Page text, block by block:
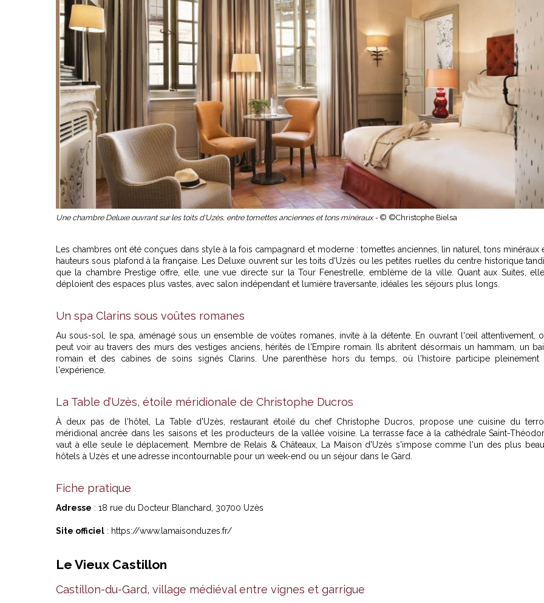
Une chambre Deluxe ouvrant sur les toits d'Uzès, entre tomettes anciennes et tons minéraux - © ©Christophe Bielsa
Les chambres ont été conçues dans style à la fois campagnard et moderne : tomettes anciennes, lin naturel, tons minéraux
hauteurs sous plafond à la française. Les Deluxe ouvrent sur les toits d'Uzès ou les petites ruelles du centre historique
que la chambre Prestige offre, elle, une vue directe sur la Tour Fenestrelle, emblème de la ville. Quant aux Suites,
déploient des espaces plus vastes, avec salon indépendant et lumière traversante, idéales les séjours plus longs.
Un spa Clarins sous voûtes romanes
Au sous-sol, le spa, aménagé sous un ensemble de voûtes romanes, invite à la détente. En ouvrant l'œil attentivement,
peut voir au travers des murs des vestiges anciens, hérités de l'Empire romain. Ils abritent désormais un hammam, un
romain et des cabines de soins signés Clarins. Une parenthèse hors du temps, où l'histoire participe pleinement
l'expérience.
La Table d’Uzès, étoile méridionale de Christophe Ducros
À deux pas de l'hôtel, La Table d'Uzès, restaurant étoilé du chef Christophe Ducros, propose une cuisine du
méridional ancrée dans les saisons et les producteurs de la vallée voisine. La terrasse face à la cathédrale Saint-
vaut à elle seule le déplacement. Membre de Relais & Châteaux, La Maison d'Uzès s'impose comme l'un des plus
hôtels à Uzès et une adresse incontournable pour un week-end ou un séjour dans le Gard.
Fiche pratique
Adresse : 18 rue du Docteur Blanchard, 30700 Uzès
Site officiel : https://www.lamaisonduzes.fr/
Le Vieux Castillon
Castillon-du-Gard, village médiéval entre vignes et garrigue